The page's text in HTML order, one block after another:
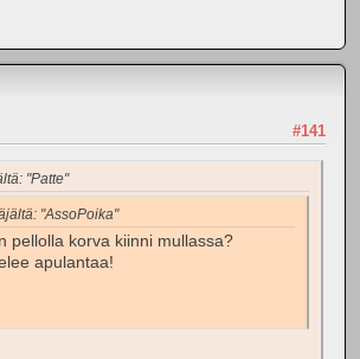
#141
"Patte"
"AssoPoika"
pellolla korva kiinni mullassa?
apulantaa!